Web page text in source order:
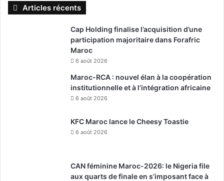
Articles récents
Cap Holding finalise l’acquisition d’une
participation majoritaire dans Forafric
Maroc
6 août 2026
Maroc-RCA : nouvel élan à la coopération
institutionnelle et à l’intégration africaine
6 août 2026
KFC Maroc lance le Cheesy Toastie
6 août 2026
CAN féminine Maroc-2026: le Nigeria file
aux quarts de finale en s’imposant face à